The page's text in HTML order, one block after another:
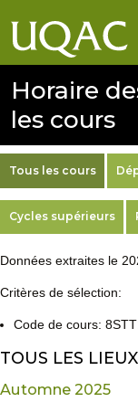
Horaire
les cours
Tous les cours
Cycles supérieurs
Données extraites le
Critères de sélection:
Code de cours:
TOUS LES
Automne 2025